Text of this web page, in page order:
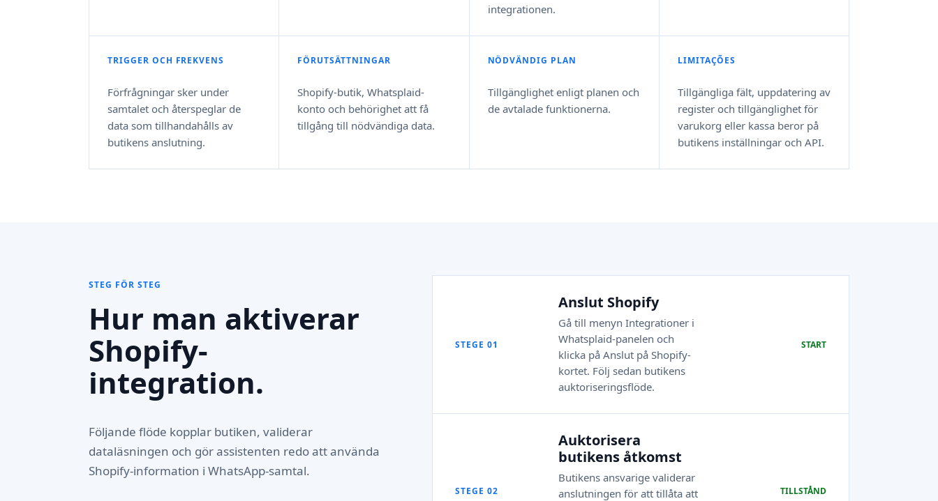
integrationen.
TRIGGER OCH FREKVENS
Förfrågningar sker under
samtalet och återspeglar de
data som tillhandahålls av
butikens anslutning.
FÖRUTSÄTTNINGAR
Shopify-butik, Whatsplaid-
konto och behörighet att få
tillgång till nödvändiga data.
NÖDVÄNDIG PLAN
Tillgänglighet enligt planen och
de avtalade funktionerna.
LIMITAÇÕES
Tillgängliga fält, uppdatering av
register och tillgänglighet för
varukorg eller kassa beror på
butikens inställningar och API.
STEG FÖR STEG
Hur man aktiverar
Shopify-
integration.
Följande flöde kopplar butiken, validerar
dataläsningen och gör assistenten redo att använda
Shopify-information i WhatsApp-samtal.
STEGE 01
Anslut Shopify
Gå till menyn Integrationer i
Whatsplaid-panelen och
klicka på Anslut på Shopify-
kortet. Följ sedan butikens
auktoriseringsflöde.
START
STEGE 02
Auktorisera
butikens åtkomst
Butikens ansvarige validerar
anslutningen för att tillåta att
TILLSTÅND